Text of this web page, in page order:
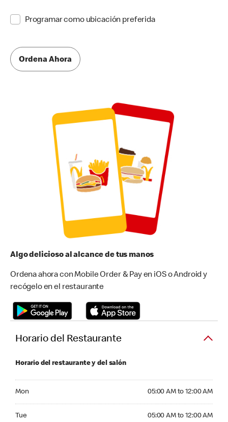
Programar como ubicación preferida
Ordena Ahora
Algo delicioso al alcance de tus manos
Ordena ahora con Mobile Order & Pay en iOS o Android y
recógelo en el restaurante
Horario del Restaurante
Horario del restaurante y del salón
Mon 05:00 AM to 12:00 AM
Tue 05:00 AM to 12:00 AM